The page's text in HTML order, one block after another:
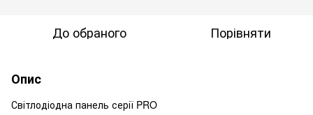
До обраного Порівняти
Опис
Світлодіодна панель серії PRO